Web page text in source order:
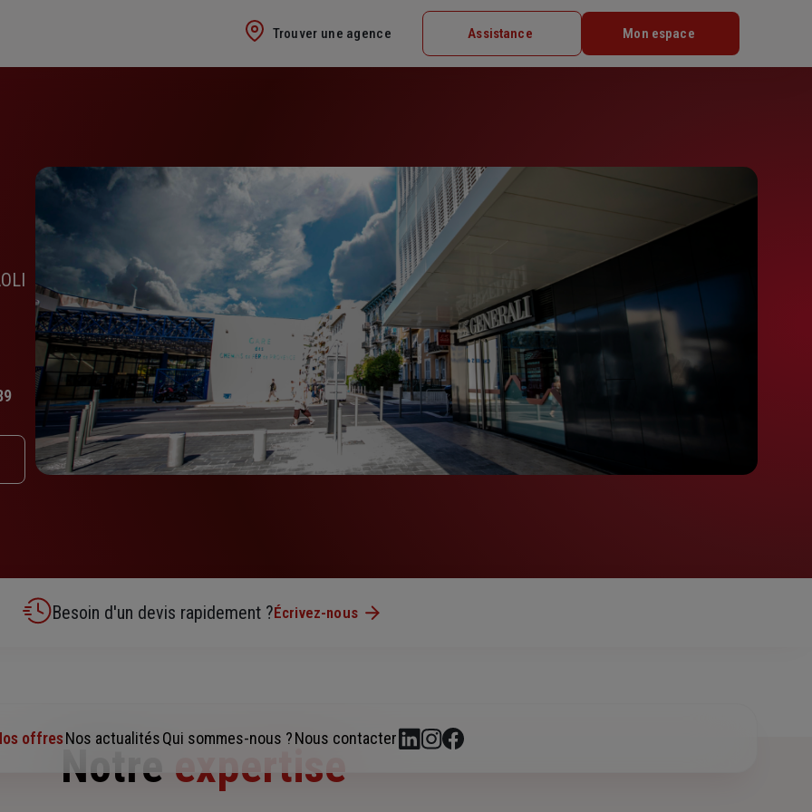
Trouver une agence Assistance Mon espace
Besoin d'un devis rapidement ?Écrivez-nous
offresNos actualitésQui sommes-nous ?Nous contacter
Notre expertise